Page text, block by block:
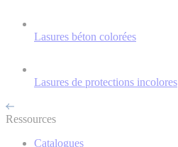
Lasures béton colorées
Lasures de protections incolores
Ressources
Catalogues